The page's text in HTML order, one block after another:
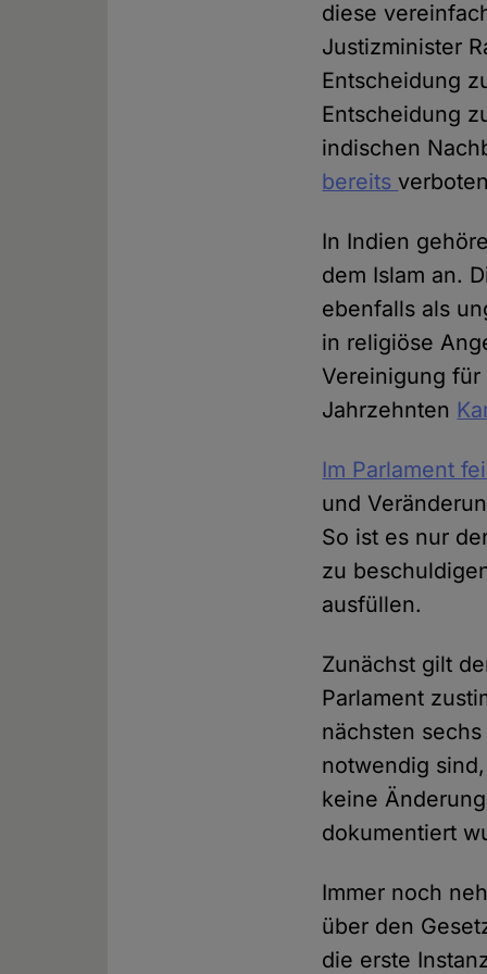
diese
Justizminister
Entscheidung
Entscheidung
indischen
bereits
In Indien
dem Islam an.
ebenfalls als
in religiöse
Vereinigung
Jahrzehnten
Im Parlament
und
So ist es nur
zu
ausfüllen.
Zunächst gilt
Parlament
nächsten
notwendig
keine
dokumentiert
Immer noch
über den
die erste